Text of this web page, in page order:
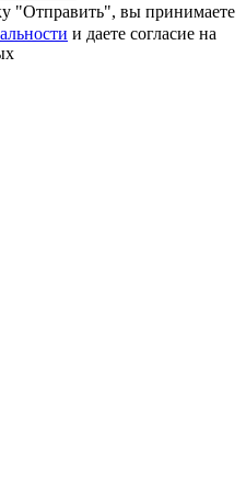
"Отправить", вы принимаете
и даете согласие на